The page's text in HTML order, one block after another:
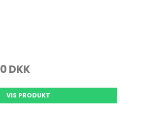
DKK
VIS PRODUKT